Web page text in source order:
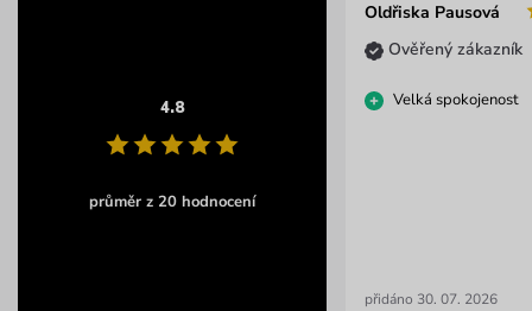
4.8
průměr z 20 hodnocení
Oldřiska Pausová
Ověřený zákazník
Velká spokojenost
přidáno 30. 07. 2026